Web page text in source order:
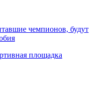
чемпионов, будут
площадка